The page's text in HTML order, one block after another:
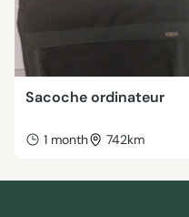
Sacoche ordinateur
1 month 742km